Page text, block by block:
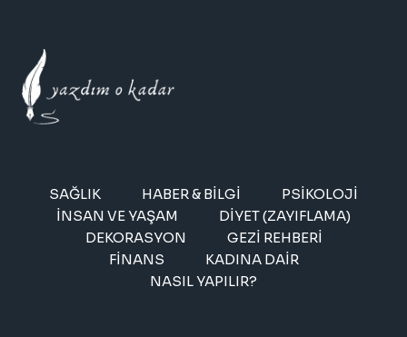
SAĞLIK HABER & BILGI
PSIKOLOJI
İNSAN VE YAŞAM
DIYET (ZAYIFLAMA)
DEKORASYON
GEZI REHBERI
FINANS
KADINA DAIR
NASIL YAPILIR?